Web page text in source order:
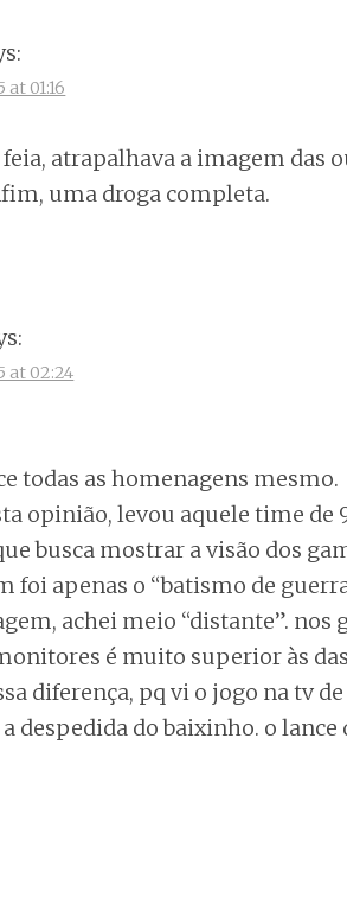
01:16
atrapalhava a imagem das
uma droga completa.
at 02:24
todas as homenagens mesmo.
opinião, levou aquele time de
busca mostrar a visão dos
foi apenas o “batismo de
achei meio “distante”.
é muito superior às
diferença, pq vi o jogo na tv
despedida do baixinho. o lance